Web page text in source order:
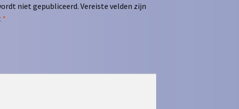
niet gepubliceerd. Vereiste velden zijn
*